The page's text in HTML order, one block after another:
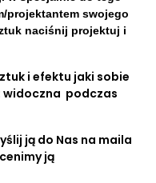
projektantem swojego
naciśnij projektuj i
i efektu jaki sobie
widoczna podczas
ją do Nas na maila
ją